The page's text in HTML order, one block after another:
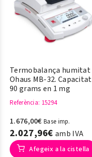
Termobalança humitat
Ohaus MB-32. Capacitat
90 grams en 1 mg
Referència: 15294
1.676,00€ Base imp.
2.027,96€ amb IVA
Afegeix a la cistella